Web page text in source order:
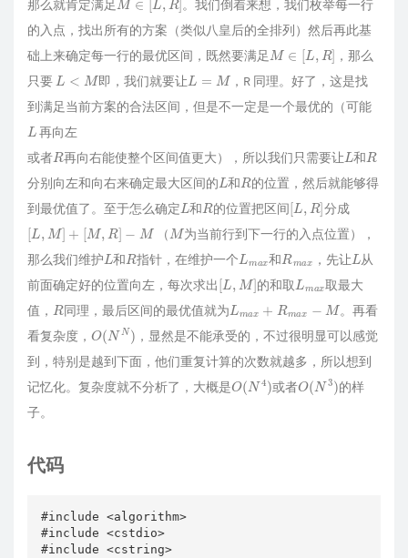
那么就肯定满足
。我们倒着来想，我们枚举每一行
的入点，找出所有的方案（类似八皇后的全排列）然后再此基
础上来确定每一行的最优区间，既然要满足 M ∈ R]
，那么
只要 L< 即，我们就要让 L=
，R 同理。好了，这是找
到满足当前方案的合法区间，但是不一定是一个最优的（可能
L 再向左
或者R再向右能使整个区间值更大），所以我们只需要让 L和 R
分别向左和向右来确定最大区间的 L和 R的位置，然后就能够得
到最优值了。至于怎么确定 L和 R的位置把区间[L R] 分成
[L M] +[ R] −M （ M 为当前行到下一行的入点位置），
那么我们维护 L和 R指针，在维护一个 Lm
x 和 Rm
x ，先让 L 从
前面确定好的位置向左，每次求出[L M] 的和取 Lm
x
取最大
值， R同理，最后区间的最优值就为 Lm ma
。再看
看复杂度，
O NN)
，显然是不能承受的，不过很明显可以感觉
到，特别是越到下面，他们重复计算的次数就越多，所以想到
记忆化。复杂度就不分析了，大概是 O N4) 或者 O( N3) 的样
子。
代码
#include <algorithm>
#include <cstdio>
#include <cstring>